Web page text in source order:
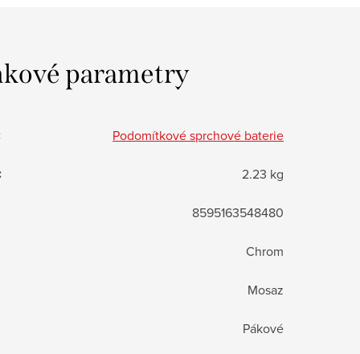
parametry
Podomítkové sprchové baterie
2.23 kg
8595163548480
Chrom
Mosaz
Pákové